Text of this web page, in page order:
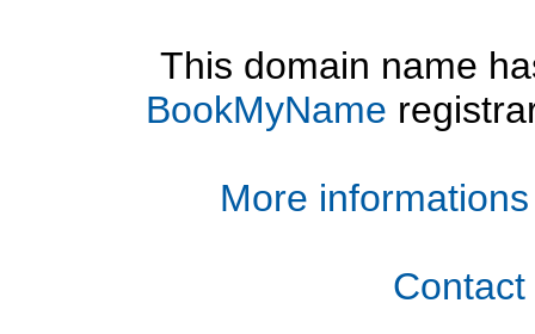
This domain name
BookMyName
More